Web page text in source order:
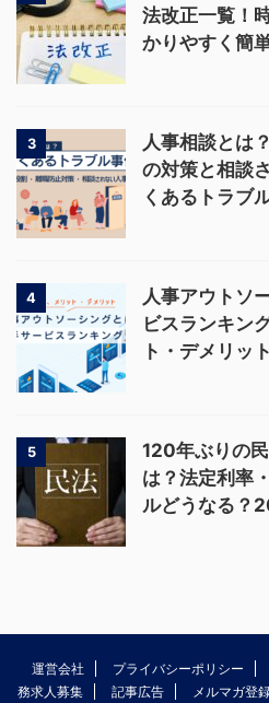
法改正一覧！
かりやすく簡
3
人事相談とは
の対策と相談
くあるトラブ
4
人事アウトソ
ビスランキン
ト・デメリット
5
120年ぶりの
は？法定利率
ルどうなる？
運営会社 プライバシーポリシー
務求人募集
記事広告 メルマガ登